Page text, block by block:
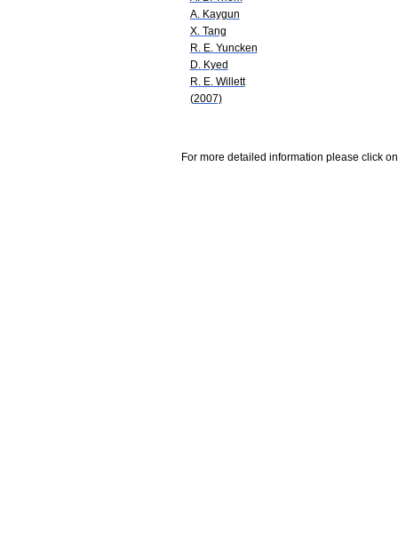
A. Kaygun
X. Tang
R. E. Yuncken
D. Kyed
R. E. Willett
(2007)
For more detailed information please click